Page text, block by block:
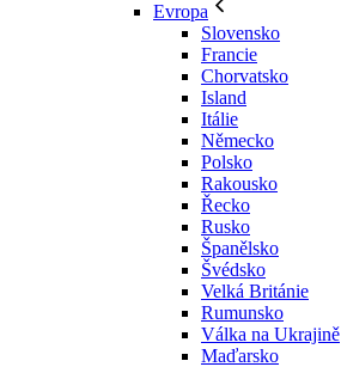
Evropa
Slovensko
Francie
Chorvatsko
Island
Itálie
Německo
Polsko
Rakousko
Řecko
Rusko
Španělsko
Švédsko
Velká Británie
Rumunsko
Válka na Ukrajině
Maďarsko